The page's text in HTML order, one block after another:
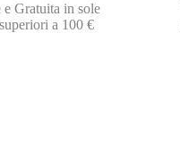
e Gratuita in sole
a 100 €